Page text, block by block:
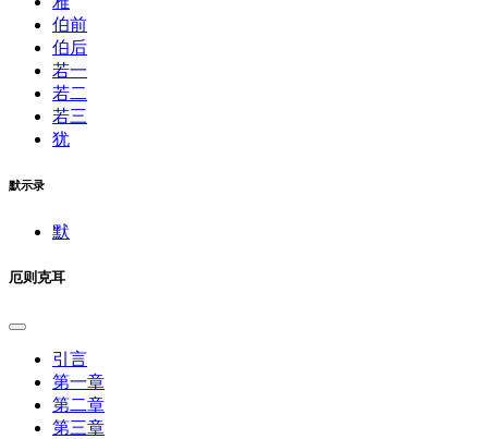
伯前
伯后
若一
若二
若三
犹
默示录
默
厄则克耳
引言
第一章
第二章
第三章